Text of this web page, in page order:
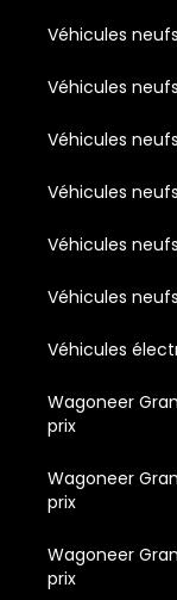
Véhicules
Véhicules
Véhicules
Véhicules
Véhicules
Véhicules
Véhicules
Wagoneer
prix
Wagoneer
prix
Wagoneer
prix